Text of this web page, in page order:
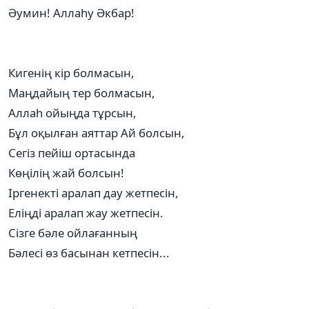
Әумин! Аллаһу Әкбар!
Кигенің кір болмасын,
Маңдайың тер болмасын,
Аллаһ ойыңда тұрсын,
Бұл оқылған аяттар Ай болсын,
Сегіз пейіш ортасында
Көңілің жай болсын!
Іргенекті аралап дау жетпесін,
Еліңді аралап жау жетпесін.
Сізге бәле ойлағанның
Бәлесі өз басынан кетпесін...